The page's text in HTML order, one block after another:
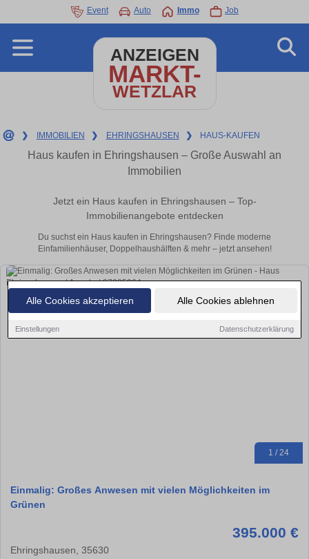
Alle Cookies akzeptieren Alle Cookies ablehnen
Einstellungen Datenschutzerklärung
Event Auto Immo Job
ANZEIGEN
MARKT-
WETZLAR
❯ IMMOBILIEN ❯ EHRINGSHAUSEN ❯ HAUS-KAUFEN
Haus kaufen in Ehringshausen – Große Auswahl an
Immobilien
Jetzt ein Haus kaufen in Ehringshausen – Top-
Immobilienangebote entdecken
Du suchst ein Haus kaufen in Ehringshausen? Finde moderne
Einfamilienhäuser, Doppelhaushälften & mehr – jetzt ansehen!
1 / 24
Einmalig: Großes Anwesen mit vielen Möglichkeiten im
Grünen
395.000 €
Ehringshausen, 35630